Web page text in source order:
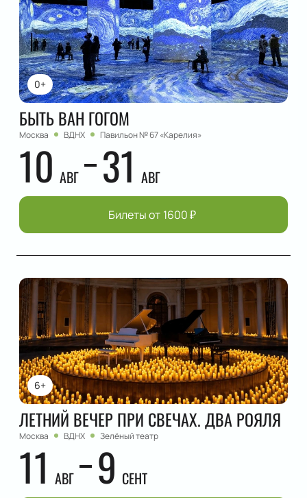
0+
БЫТЬ ВАН ГОГОМ
Москва ВДНХ Павильон № 67 «Карелия»
10 АВГ 31 АВГ
Билеты от 1600₽
6+
ЛЕТНИЙ ВЕЧЕР ПРИ СВЕЧАХ. ДВА РОЯЛЯ
Москва ВДНХ Зелёный театр
11 АВГ 9 СЕНТ